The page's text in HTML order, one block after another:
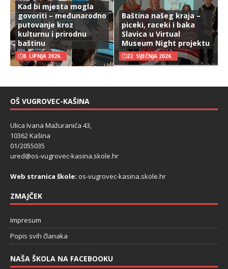
Kad bi mjesta mogla
govoriti – međunarodno
putovanje kroz
kulturnu i prirodnu
baštinu
8. LIPNJA 2026.
Baština našeg kraja –
piceki, raceki i baka
Slavica u Virtual
Museum Night projektu
22. SIJEČNJA 2026.
OŠ VUGROVEC-KAŠINA
Ulica Ivana Mažuranića 43,
10362 Kašina
01/2055035
ured@os-vugrovec-kasina.skole.hr
Web stranica škole: os-vugrovec-kasina.skole.hr
ZMAJČEK
Impresum
Popis svih članaka
NAŠA ŠKOLA NA FACEBOOKU